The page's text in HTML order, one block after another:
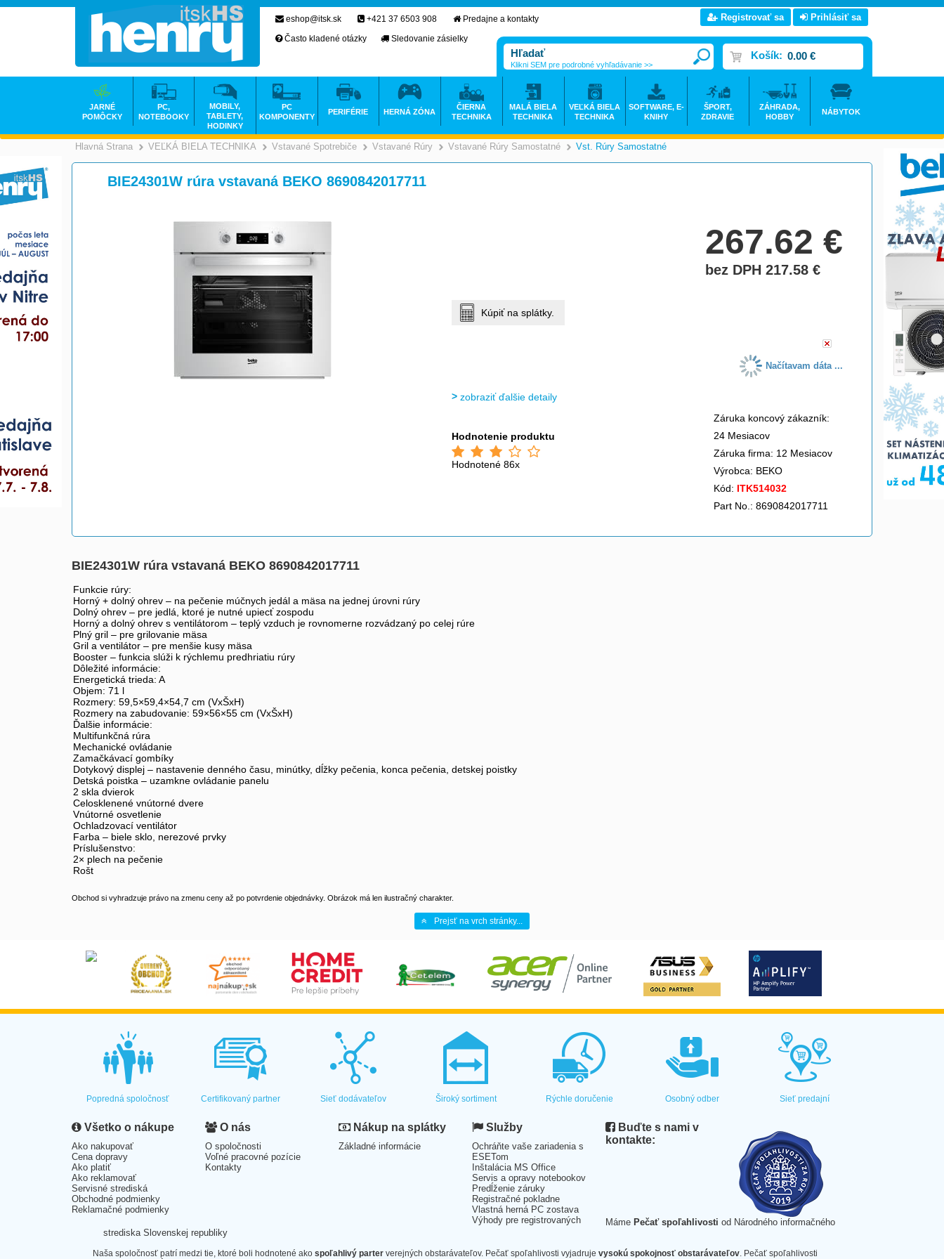
Hlavná Strana >
VEĽKÁ BIELA TECHNIKA >
Vstavané Spotrebiče >
Vstavané Rúry Vstavané Rúry Samostatné Vst. Rúry Samostatné
BIE24301W rúra vstavaná BEKO 8690842017711
267.62€
bez DPH 217.58€
Kúpiť na splátky.
Načítavam dáta ...
zobraziť ďalšie detaily
Hodnotenie produktu
Hodnotené 86x
Záruka koncový zákazník:
24 Mesiacov
Záruka firma: 12 Mesiacov
Výrobca: BEKO
Kód: ITK514032
Part No.: 8690842017711
BIE24301W rúra vstavaná BEKO 8690842017711
Funkcie rúry:
Horný + dolný ohrev – na pečenie múčnych jedál a mäsa na jednej úrovni rúry
Dolný ohrev – pre jedlá, ktoré je nutné upiecť zospodu
Horný a dolný ohrev s ventilátorom – teplý vzduch je rovnomerne rozvádzaný po celej rúre
Plný gril – pre grilovanie mäsa
Gril a ventilátor – pre menšie kusy mäsa
Booster – funkcia slúži k rýchlemu predhriatiu rúry
Dôležité informácie:
Energetická trieda: A
Objem: 71 l
Rozmery: 59,5×59,4×54,7 cm (VxŠxH)
Rozmery na zabudovanie: 59×56×55 cm (VxŠxH)
Ďalšie informácie:
Multifunkčná rúra
Mechanické ovládanie
Zamačkávací gombíky
Dotykový displej – nastavenie denného času, minútky, dĺžky pečenia, konca pečenia, detskej poistky
Detská poistka – uzamkne ovládanie panelu
2 skla dvierok
Celosklenené vnútorné dvere
Vnútorné osvetlenie
Ochladzovací ventilátor
Farba – biele sklo, nerezové prvky
Príslušenstvo:
2× plech na pečenie
Rošt
Obchod si vyhradzuje právo na zmenu ceny až po potvrdenie objednávky. Obrázok má len ilustračný charakter.
Prejsť na vrch stránky...
eshop@itsk.sk +421 37 6503 908
Predajne a kontakty
Často kladené otázky
Sledovanie zásielky
Registrovať sa Prihlásiť sa
Košík: 0.00 €
Klikni SEM pre podrobné vyhľadávanie >>
JARNÉ
POMÔCKY
PC,
NOTEBOOKY
MOBILY,
TABLETY,
HODINKY
PC
KOMPONENTY
PERIFÉRIE HERNÁ ZÓNA
ČIERNA
TECHNIKA
MALÁ BIELA
TECHNIKA
VEĽKÁ BIELA
TECHNIKA
SOFTWARE, E-
KNIHY
ŠPORT,
ZDRAVIE
ZÁHRADA,
HOBBY
NÁBYTOK
Popredná spoločnosť Certifikovaný partner Sieť dodávateľov Široký sortiment Rýchle doručenie Osobný odber Sieť predajní
Všetko o nákupe
Ako nakupovať
Cena dopravy
Ako platiť
Ako reklamovať
Servisné strediská
Obchodné podmienky
Reklamačné podmienky
O nás
O spoločnosti
Voľné pracovné pozície
Kontakty
Nákup na splátky
Základné informácie
Služby
Ochráňte vaše zariadenia s
ESETom
Inštalácia MS Office
Servis a opravy notebookov
Predĺženie záruky
Registračné pokladne
Vlastná herná PC zostava
Výhody pre registrovaných
Buďte s nami v
kontakte:
Máme Pečať spoľahlivosti od Národného informačného
strediska Slovenskej republiky
Naša spoločnosť patrí medzi tie, ktoré boli hodnotené ako spoľahlivý parter verejných obstarávateľov. Pečať spoľahlivosti vyjadruje vysokú spokojnosť obstarávateľov. Pečať spoľahlivosti